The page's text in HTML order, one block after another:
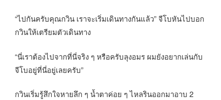
“ไปกันครับคุณกวิน เราจะเริ่มเดินทางกันแล้ว” จีโบหันไปบอก
กวินให้เตรียมตัวเดินทาง
“นี่เราต้องไปจากที่นี่จริง ๆ หรือครับลุงอมร ผมยังอยากเล่นกับ
จีโบอยู่ที่นี่อยู่เลยครับ”
กวินเริ่มรู้สึกใจหายลึก ๆ น้ำตาค่อย ๆ ไหลรินออกมาอาบ 2